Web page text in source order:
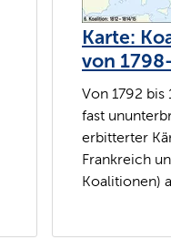
Karte:
von
Von 1792 bis
fast
erbitterter
Frankreich
Koalitionen)